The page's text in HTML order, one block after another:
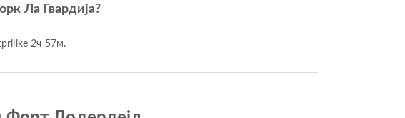
Ла Гвардија?
2ч 57м.